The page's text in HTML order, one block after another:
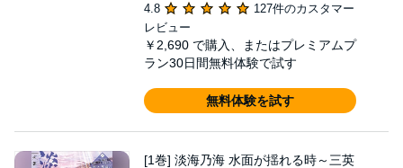
4.8
127件のカスタマー
レビュー
￥2,690 で購入、またはプレミアムプ
ラン30日間無料体験で試す
無料体験を試す
[1巻] 淡海乃海 水面が揺れる時～三英